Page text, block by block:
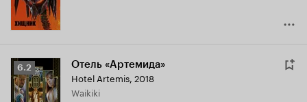
Рейтинг
Кинопоиска
6.2
6.2 Отель «Артемида»
Hotel Artemis, 2018
Waikiki